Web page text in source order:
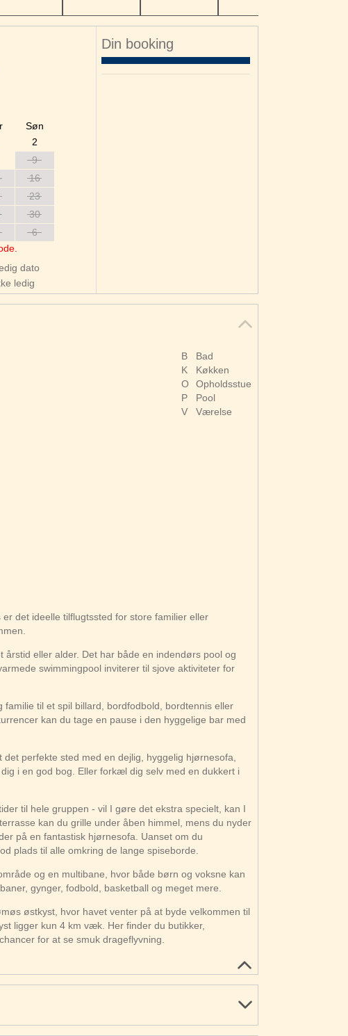
Søn
2
9
16
23
30
6
dato
ledig
Din booking
B
Bad
K
Køkken
O
Opholdsstue
P
Pool
V
Værelse
det ideelle tilflugtssted for store familier eller
eller alder. Det har både en indendørs pool og
swimmingpool inviterer til sjove aktiviteter for
til et spil billard, bordfodbold, bordtennis eller
kan du tage en pause i den hyggelige bar med
perfekte sted med en dejlig, hyggelig hjørnesofa,
i en god bog. Eller forkæl dig selv med en dukkert i
til hele gruppen - vil I gøre det ekstra specielt, kan I
kan du grille under åben himmel, mens du nyder
på en fantastisk hjørnesofa. Uanset om du
plads til alle omkring de lange spiseborde.
og en multibane, hvor både børn og voksne kan
gynger, fodbold, basketball og meget mere.
østkyst, hvor havet venter på at byde velkommen til
ligger kun 4 km væk. Her finder du butikker,
for at se smuk drageflyvning.